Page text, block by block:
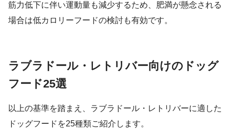
筋力低下に伴い運動量も減少するため、肥満が懸念される
場合は低カロリーフードの検討も有効です。
ラブラドール・レトリバー向けのドッグ
フード25選
以上の基準を踏まえ、ラブラドール・レトリバーに適した
ドッグフードを25種類ご紹介します。